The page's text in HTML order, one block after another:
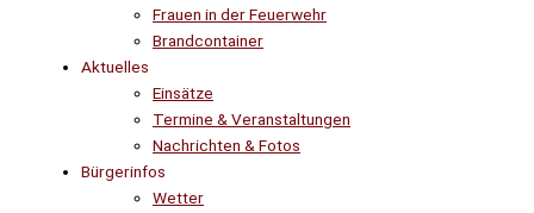
Frauen in der Feuerwehr
Brandcontainer
Aktuelles
Einsätze
Termine & Veranstaltungen
Nachrichten & Fotos
Bürgerinfos
Wetter